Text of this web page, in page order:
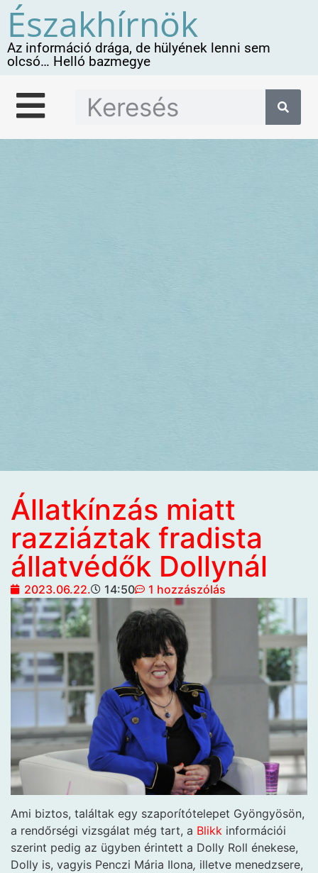
Északhírnök
Az információ drága, de hülyének lenni sem
olcsó… Helló bazmegye
Állatkínzás miatt
razziáztak fradista
állatvédők Dollynál
2023.06.22. 14:50 1 hozzászólás
Ami biztos, találtak egy szaporítótelepet Gyöngyösön,
a rendőrségi vizsgálat még tart, a Blikk információi
szerint pedig az ügyben érintett a Dolly Roll énekese,
Dolly is, vagyis Penczi Mária Ilona, illetve menedzsere,